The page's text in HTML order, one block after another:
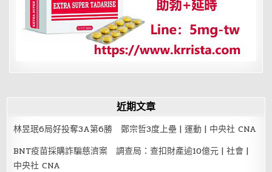
近期文章
林昱珉6局好投奪3A第6勝 鄭宗哲3度上壘 | 運動 | 中央社 CNA
BNT疫苗採購詐騙慈濟案 調查局：查扣財產逾10億元 | 社會 |
中央社 CNA